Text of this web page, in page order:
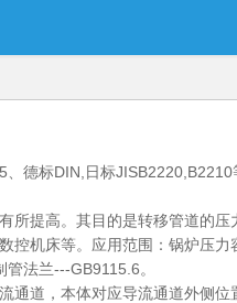
德标DIN,日标
所提高。其目的是转移管道的
控机床等。应用范围：锅炉压
法兰---GB9115.6。
通道，本体对应导流通道外侧